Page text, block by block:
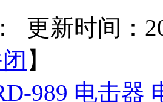
更新时间：
】
989 电击器